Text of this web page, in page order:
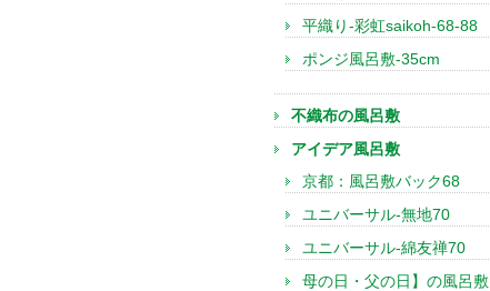
平織り-彩虹saikoh-68-88
ポンジ風呂敷-35cm
不織布の風呂敷
アイデア風呂敷
京都：風呂敷バック68
ユニバーサル-無地70
ユニバーサル-綿友禅70
母の日・父の日】の風呂敷